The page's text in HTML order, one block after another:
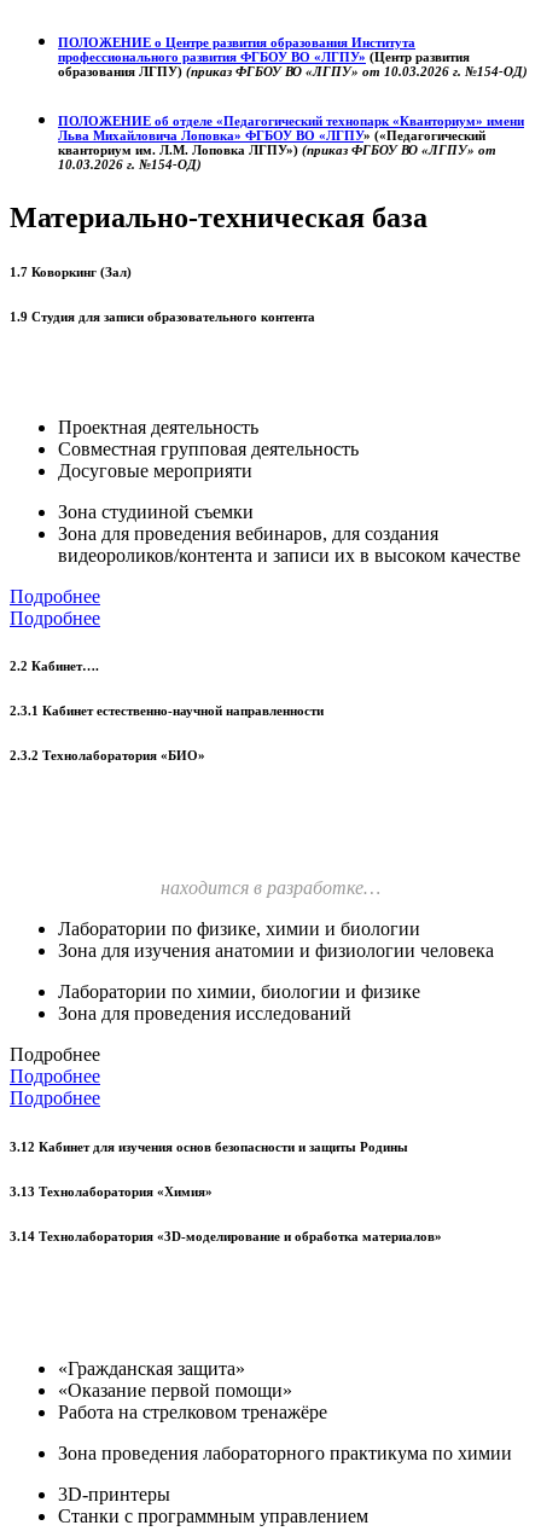
ПОЛОЖЕНИЕ о Центре развития образования Института
профессионального развития ФГБОУ ВО «ЛГПУ» (Центр развития
образования ЛГПУ) (приказ ФГБОУ ВО «ЛГПУ» от 10.03.2026 г. №154-ОД)
ПОЛОЖЕНИЕ об отделе «Педагогический технопарк «Кванториум» имени
Льва Михайловича Лоповка» ФГБОУ ВО «ЛГПУ» («Педагогический
кванториум им. Л.М. Лоповка ЛГПУ») (приказ ФГБОУ ВО «ЛГПУ» от
10.03.2026 г. №154-ОД)
Материально-техническая база
1.7 Коворкинг (Зал)
1.9 Студия для записи образовательного контента
Проектная деятельность
Совместная групповая деятельность
Досуговые мероприяти
Зона студииной съемки
Зона для проведения вебинаров, для создания
видеороликов/контента и записи их в высоком качестве
Подробнее
Подробнее
2.2 Кабинет….
2.3.1 Кабинет естественно-научной направленности
2.3.2 Технолаборатория «БИО»
находится в разработке…
Лаборатории по физике, химии и биологии
Зона для изучения анатомии и физиологии человека
Лаборатории по химии, биологии и физике
Зона для проведения исследований
Подробнее
Подробнее
Подробнее
3.12 Кабинет для изучения основ безопасности и защиты Родины
3.13 Технолаборатория «Химия»
3.14 Технолаборатория «3D-моделирование и обработка материалов»
«Гражданская защита»
«Оказание первой помощи»
Работа на стрелковом тренажёре
Зона проведения лабораторного практикума по химии
3D-принтеры
Станки с программным управлением